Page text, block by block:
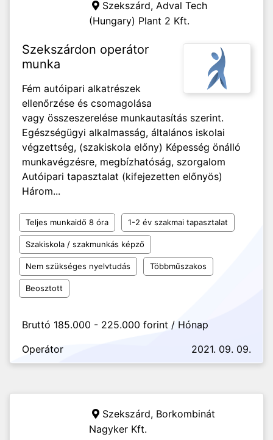
Szekszárd, Adval Tech
(Hungary) Plant 2 Kft.
Szekszárdon operátor
munka
Fém autóipari alkatrészek
ellenőrzése és csomagolása
vagy összeszerelése munkautasítás szerint.
Egészségügyi alkalmasság, általános iskolai
végzettség, (szakiskola előny) Képesség önálló
munkavégzésre, megbízhatóság, szorgalom
Autóipari tapasztalat (kifejezetten előnyös)
Három...
Teljes munkaidő 8 óra 1-2 év szakmai tapasztalat
Szakiskola / szakmunkás képző
Nem szükséges nyelvtudás Többműszakos
Beosztott
Bruttó 185.000 - 225.000 forint / Hónap
Operátor
2021. 09. 09.
Szekszárd, Borkombinát
Nagyker Kft.